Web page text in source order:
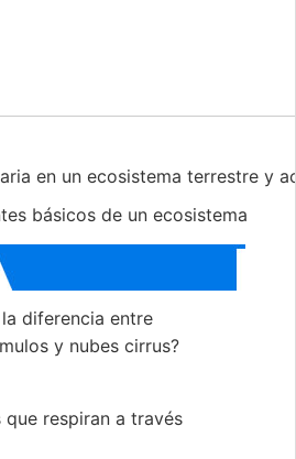
en un ecosistema terrestre y
básicos de un ecosistema
la diferencia entre
y nubes cirrus?
que respiran a través